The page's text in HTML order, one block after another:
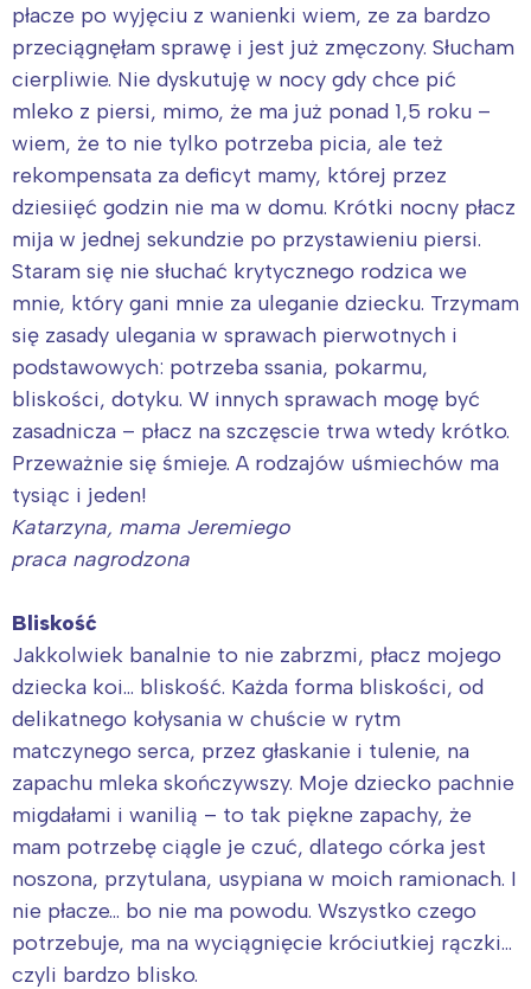
płacze po wyjęciu z wanienki wiem, ze za bardzo
przeciągnęłam sprawę i jest już zmęczony. Słucham
cierpliwie. Nie dyskutuję w nocy gdy chce pić
mleko z piersi, mimo, że ma już ponad 1,5 roku –
wiem, że to nie tylko potrzeba picia, ale też
rekompensata za deficyt mamy, której przez
dziesiięć godzin nie ma w domu. Krótki nocny płacz
mija w jednej sekundzie po przystawieniu piersi.
Staram się nie słuchać krytycznego rodzica we
mnie, który gani mnie za uleganie dziecku. Trzymam
się zasady ulegania w sprawach pierwotnych i
podstawowych: potrzeba ssania, pokarmu,
bliskości, dotyku. W innych sprawach mogę być
zasadnicza – płacz na szczęscie trwa wtedy krótko.
Przeważnie się śmieje. A rodzajów uśmiechów ma
tysiąc i jeden!
Katarzyna, mama Jeremiego
praca nagrodzona
Bliskość
Jakkolwiek banalnie to nie zabrzmi, płacz mojego
dziecka koi… bliskość. Każda forma bliskości, od
delikatnego kołysania w chuście w rytm
matczynego serca, przez głaskanie i tulenie, na
zapachu mleka skończywszy. Moje dziecko pachnie
migdałami i wanilią – to tak piękne zapachy, że
mam potrzebę ciągle je czuć, dlatego córka jest
noszona, przytulana, usypiana w moich ramionach. I
nie płacze… bo nie ma powodu. Wszystko czego
potrzebuje, ma na wyciągnięcie króciutkiej rączki…
czyli bardzo blisko.